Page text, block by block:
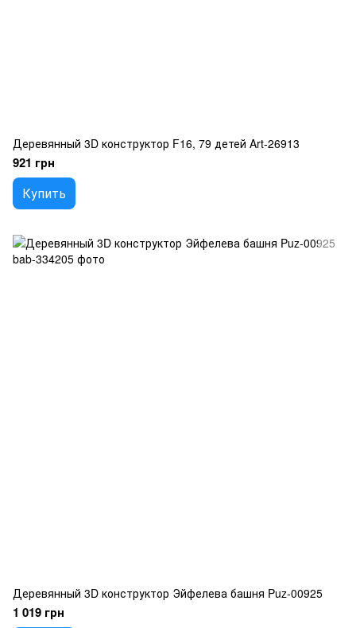
Деревянный 3D конструктор F16, 79 детей Art-26913
921 грн
Купить
Деревянный 3D конструктор Эйфелева башня Puz-00925
1 019 грн